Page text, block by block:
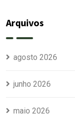
Arquivos
agosto 2026
junho 2026
maio 2026